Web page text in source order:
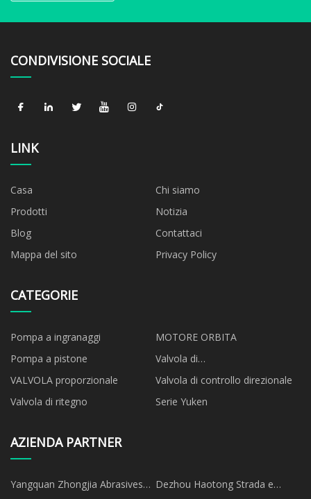
CONDIVISIONE SOCIALE
LINK
Casa
Chi siamo
Prodotti
Notizia
Blog
Contattaci
Mappa del sito
Privacy Policy
CATEGORIE
Pompa a ingranaggi
MOTORE ORBITA
Pompa a pistone
Valvola di
accensione/spegnimento
VALVOLA proporzionale
Valvola di controllo direzionale
Valvola di ritegno
Serie Yuken
AZIENDA PARTNER
Yangquan Zhongjia Abrasives
Dezhou Haotong Strada e